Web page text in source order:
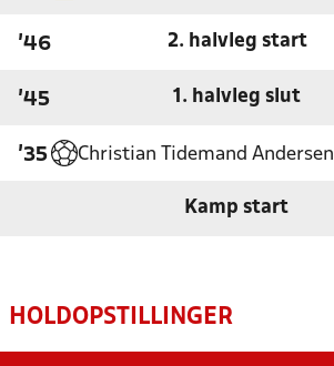
'46 2. halvleg start
'45 1. halvleg slut
'35 Christian Tidemand Andersen
Kamp start
HOLDOPSTILLINGER